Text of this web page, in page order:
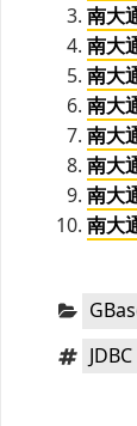
南大
南大
南大
南大
南大
南大
南大
南大
分
标
签：
JDBC